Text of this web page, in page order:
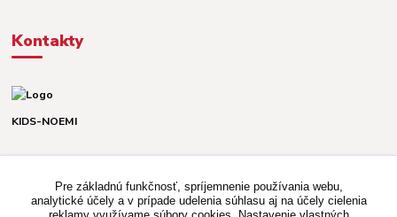
Kontakty
KIDS-NOEMI
(Po-Pia, 8-16 hod.)
Pre základnú funkčnosť, spríjemnenie používania webu,
analytické účely a v prípade udelenia súhlasu aj na účely cielenia